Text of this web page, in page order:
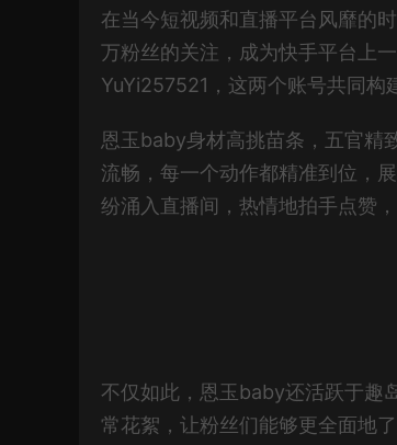
在当今短视频和直播平台风靡的
万粉丝的关注，成为快手平台上
YuYi257521，这两个账号共同构
恩玉baby身材高挑苗条，五官精
流畅，每一个动作都精准到位，
纷涌入直播间，热情地拍手点赞
不仅如此，恩玉baby还活跃于趣
常花絮，让粉丝们能够更全面地